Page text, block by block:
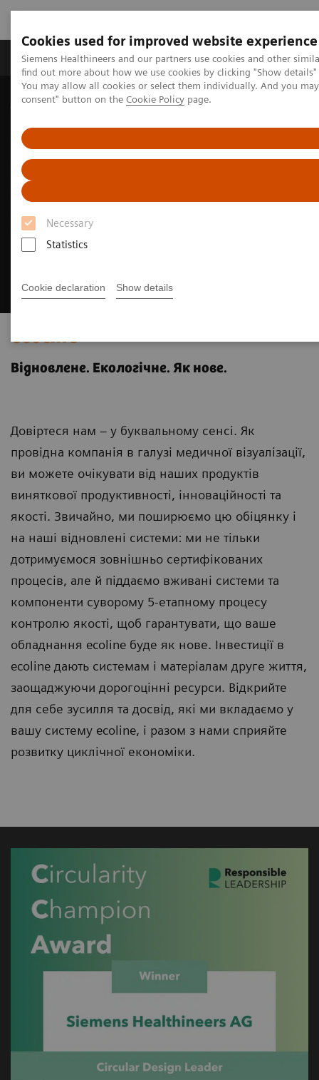
Cookies used for improved website experience
Siemens Healthineers and our partners use cookies and other
find out more about how we use cookies by clicking "Show
You may allow all cookies or select them individually. And you
consent" button on the Cookie Policy page.
Necessary
Statistics
Cookie declaration Show details
Продукція та сервіси Клінічні галузі
Домашня
Медична візуалізація
ecoline
Відновлене. Екологічне. Як нове.
Довіртеся нам – у буквальному сенсі. Як
провідна компанія в галузі медичної візуалізації,
ви можете очікувати від наших продуктів
виняткової продуктивності, інноваційності та
якості. Звичайно, ми поширюємо цю обіцянку і
на наші відновлені системи: ми не тільки
дотримуємося зовнішньо сертифікованих
процесів, але й піддаємо вживані системи та
компоненти суворому 5-етапному процесу
контролю якості, щоб гарантувати, що ваше
обладнання ecoline буде як нове. Інвестиції в
ecoline дають системам і матеріалам друге життя,
заощаджуючи дорогоцінні ресурси. Відкрийте
для себе зусилля та досвід, які ми вкладаємо у
вашу систему ecoline, і разом з нами сприяйте
розвитку циклічної економіки.